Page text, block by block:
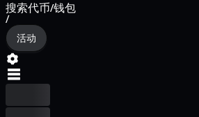
搜索代币/钱包
/
活动